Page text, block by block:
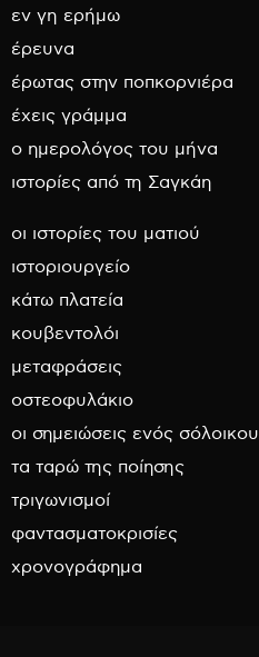
εν γη ερήμω
έρευνα
έρωτας στην ποπκορνιέρα
έχεις γράμμα
ο ημερολόγος του μήνα
ιστορίες από τη Σαγκάη
οι ιστορίες του ματιού
ιστοριουργείο
κάτω πλατεία
κουβεντολόι
μεταφράσεις
οστεοφυλάκιο
οι σημειώσεις ενός σόλοικου
τα ταρώ της ποίησης
τριγωνισμοί
φαντασματοκρισίες
χρονογράφημα